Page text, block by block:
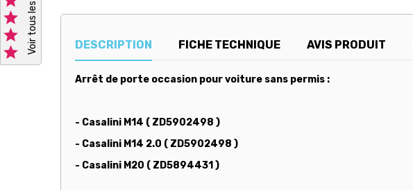



DESCRIPTION FICHE TECHNIQUE AVIS PRODUIT
Arrêt de porte occasion pour voiture sans permis :
- Casalini M14 ( ZD5902498 )
- Casalini M14 2.0 ( ZD5902498 )
- Casalini M20 ( ZD5894431 )